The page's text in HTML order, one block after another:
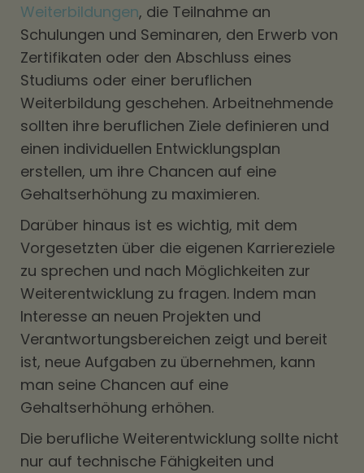
Weiterbildungen, die Teilnahme an
Schulungen und Seminaren, den Erwerb von
Zertifikaten oder den Abschluss eines
Studiums oder einer beruflichen
Weiterbildung geschehen. Arbeitnehmende
sollten ihre beruflichen Ziele definieren und
einen individuellen Entwicklungsplan
erstellen, um ihre Chancen auf eine
Gehaltserhöhung zu maximieren.
Darüber hinaus ist es wichtig, mit dem
Vorgesetzten über die eigenen Karriereziele
zu sprechen und nach Möglichkeiten zur
Weiterentwicklung zu fragen. Indem man
Interesse an neuen Projekten und
Verantwortungsbereichen zeigt und bereit
ist, neue Aufgaben zu übernehmen, kann
man seine Chancen auf eine
Gehaltserhöhung erhöhen.
Die berufliche Weiterentwicklung sollte nicht
nur auf technische Fähigkeiten und